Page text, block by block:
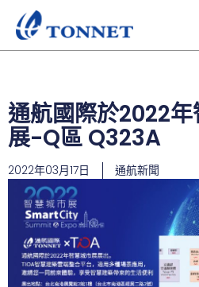
通航國際於2022
展-Q區 Q323A
2022年03月17日 通航新聞